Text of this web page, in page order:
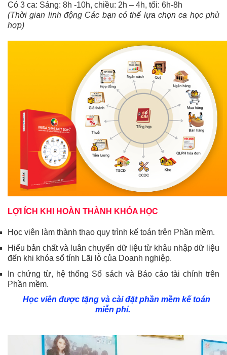
Có 3 ca: Sáng: 8h -10h, chiều: 2h – 4h, tối: 6h-8h
(Thời gian linh động Các bạn có thể lựa chọn ca học phù
hợp)
LỢI ÍCH KHI HOÀN THÀNH KHÓA HỌC
Học viên làm thành thạo quy trình kế toán trên Phần mềm.
Hiểu bản chất và luân chuyển dữ liệu từ khâu nhập dữ liệu
đến khi khóa sổ tính Lãi lỗ của Doanh nghiệp.
In chứng từ, hệ thống Sổ sách và Báo cáo tài chính trên
Phần mềm.
Học viên được tặng và cài đặt phần mềm kế toán
miễn phí.